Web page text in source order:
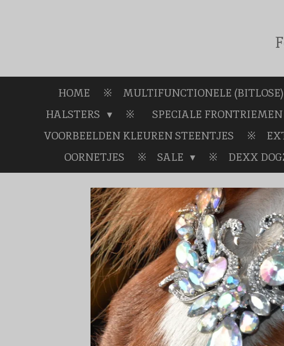
HOME MULTIFUNCTIONELE
HALSTERS
SPECIALE FRONTRIEMEN
VOORBEELDEN KLEUREN STEENTJES
OORNETJES
SALE DEXX